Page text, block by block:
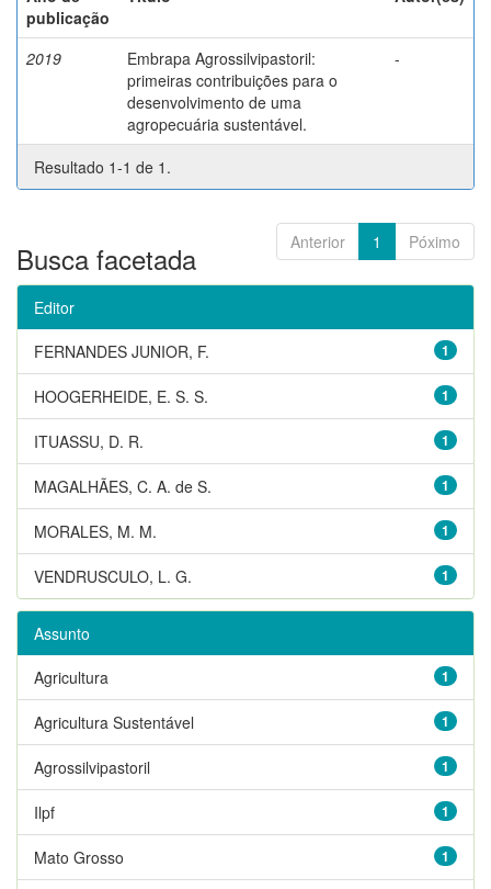
publicação
2019
Embrapa Agrossilvipastoril:
primeiras contribuições para o
desenvolvimento de uma
agropecuária sustentável.
-
Resultado 1-1 de 1.
Anterior 1 Póximo
Busca facetada
Editor
1
FERNANDES JUNIOR, F.
1
HOOGERHEIDE, E. S. S.
1
ITUASSU, D. R.
1
MAGALHÃES, C. A. de S.
1
MORALES, M. M.
1
VENDRUSCULO, L. G.
Assunto
1
Agricultura
1
Agricultura Sustentável
1
Agrossilvipastoril
1
Ilpf
1
Mato Grosso